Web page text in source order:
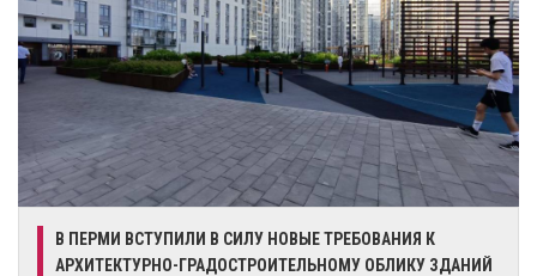
​В ПЕРМИ ВСТУПИЛИ В СИЛУ НОВЫЕ ТРЕБОВАНИЯ К
АРХИТЕКТУРНО-ГРАДОСТРОИТЕЛЬНОМУ ОБЛИКУ ЗДАНИЙ